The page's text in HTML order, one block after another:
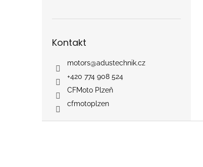
Kontakt
motors@adustechnik.cz
+420 774 908 524
CFMoto Plzeň
cfmotoplzen